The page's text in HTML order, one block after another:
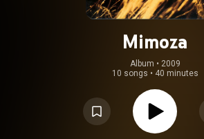
Mimoza
Album • 2009
10 songs • 40 minutes